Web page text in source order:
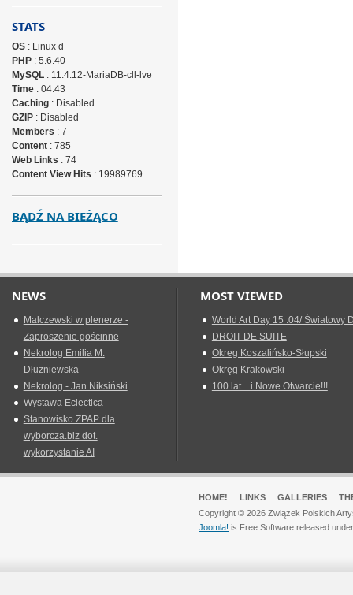
STATS
OS: Linux d
PHP: 5.6.40
MySQL: 11.4.12-MariaDB-cll-lve
Time: 04:43
Caching: Disabled
GZIP: Disabled
Members : 7
Content: 785
Web Links : 74
Content View Hits : 19989769
BĄDŹ NA BIEŻĄCO
NEWS
Malczewski w plenerze -
Zaproszenie gościnne
Nekrolog Emilia M.
Dłużniewska
Nekrolog - Jan Niksiński
Wystawa Eclectica
Stanowisko ZPAP dla
wyborcza.biz dot.
wykorzystanie AI
MOST VIEWED
World Art Day 15 .04/ Światowy
DROIT DE SUITE
Okreg Koszalińsko-Słupski
Okręg Krakowski
100 lat... i Nowe Otwarcie!!!
HOME! LINKS GALLERIES
Copyright © 2026 Związek Polskich
Joomla! is Free Software released